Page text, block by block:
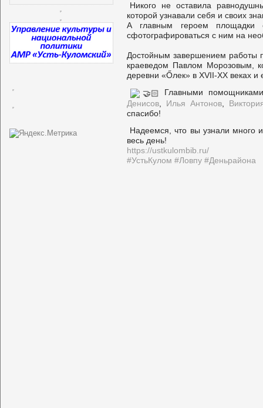
Никого не оставила
которой узнавали себя и своих
А главным героем площадки
сфотографироваться с ним на
Достойным завершением работы
краеведом Павлом Морозовым,
деревни «Őлек» в XVII-XX веках и
Главными
Денисов
Илья Антонов
спасибо!
Надеемся, что вы узнали много
весь день!
https://ustkulombib.ru/
#УстьКулом #Ловпу #Деньрайона